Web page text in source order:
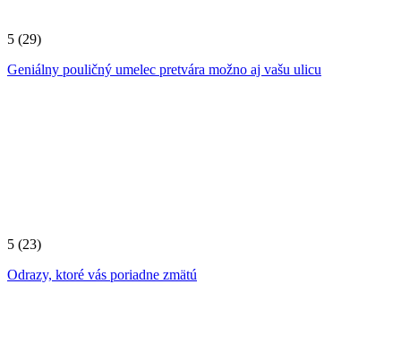
5 (29)
Geniálny pouličný umelec pretvára možno aj vašu ulicu
5 (23)
Odrazy, ktoré vás poriadne zmätú